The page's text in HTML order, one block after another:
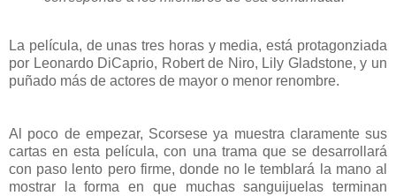
La película, de unas tres horas y media, está protagonziada
por Leonardo DiCaprio, Robert de Niro, Lily Gladstone, y un
puñado más de actores de mayor o menor renombre.
Al poco de empezar, Scorsese ya muestra claramente sus
cartas en esta película, con una trama que se desarrollará
con paso lento pero firme, donde no le temblará la mano al
mostrar la forma en que muchas sanguijuelas terminan